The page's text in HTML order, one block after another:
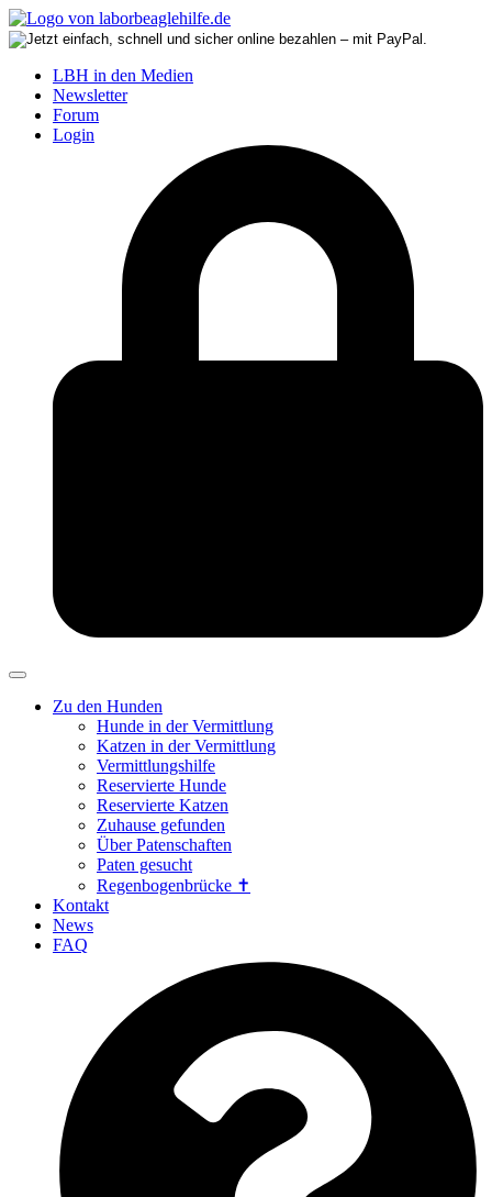
LBH in den Medien
Newsletter
Forum
Login
Zu den Hunden
Hunde in der Vermittlung
Katzen in der Vermittlung
Vermittlungshilfe
Reservierte Hunde
Reservierte Katzen
Zuhause gefunden
Über Patenschaften
Paten gesucht
Regenbogenbrücke ✝
Kontakt
News
FAQ